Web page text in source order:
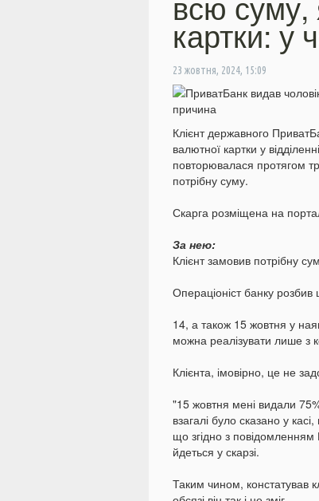
картки: у
23 жовтня, 2024, 15:09
Клієнт державного
валютної картки у
повторювалася протягом
потрібну суму.
Скарга розміщена на
За нею:
Клієнт замовив потрібну
Операціоніст банку
14, а також 15 жовтня у
можна реалізувати лише з
Клієнта, імовірно, це не
"15 жовтня мені видали
взагалі було сказано у
що згідно з
йдеться у скарзі.
Таким чином, констатував